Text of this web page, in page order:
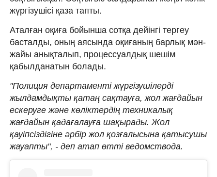
жүргізушісі қаза тапты.
Аталған оқиға бойынша сотқа дейінгі тергеу
басталды, оның аясында оқиғаның барлық мән-
жайы анықталып, процессуалдық шешім
қабылданатын болады.
"Полиция департаменті жүргізушілерді
жылдамдықты қатаң сақтауға, жол жағдайын
ескеруге және көліктердің техникалық
жағдайын қадағалауға шақырады. Жол
қауіпсіздігіне әрбір жол қозғалысына қатысушы
жауапты", - деп атап өтті ведомствода.